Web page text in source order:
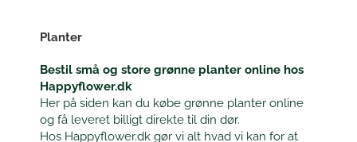
Planter
Bestil små og store grønne planter online hos
Happyflower.dk
Her på siden kan du købe grønne planter online
og få leveret billigt direkte til din dør.
Hos Happyflower.dk gør vi alt hvad vi kan for at